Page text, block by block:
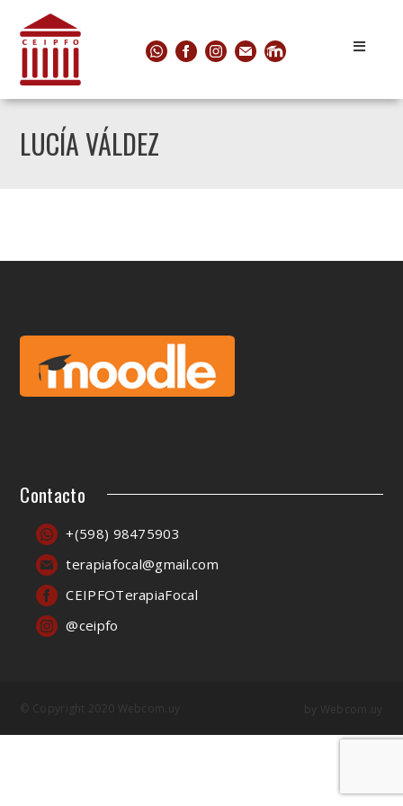
LUCÍA VÁLDEZ
Contacto
+(598) 98475903
terapiafocal@gmail.com
CEIPFOTerapiaFocal
@ceipfo
© Copyright 2020 Webcom.uy by Webcom.uy